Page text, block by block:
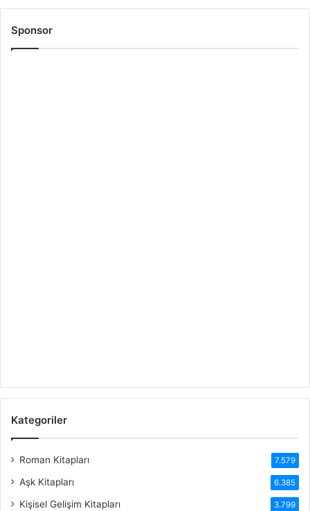
Sponsor
Kategoriler
Roman Kitapları 7.579
Aşk Kitapları 6.385
Kişisel Gelişim Kitapları 3.799